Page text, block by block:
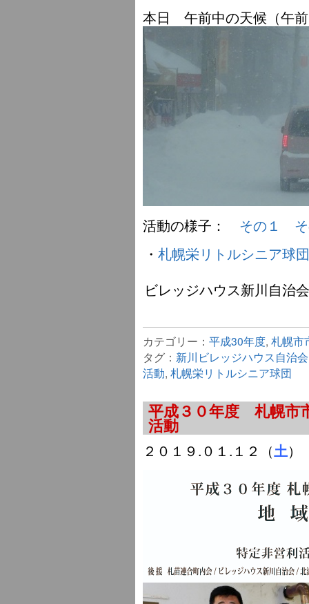
本日 午前中の天候（午
活動の様子： その１
・ 札幌栄リトルシニア球団
ビレッジハウス新川自治
カテゴリー： 平成30年度, 札幌市
タグ： 新川ビレッジハウス自治会
活動, 札幌栄リトルシニア球団
平成３０年度 札幌市
活動
２０１９.０１.１２（土）